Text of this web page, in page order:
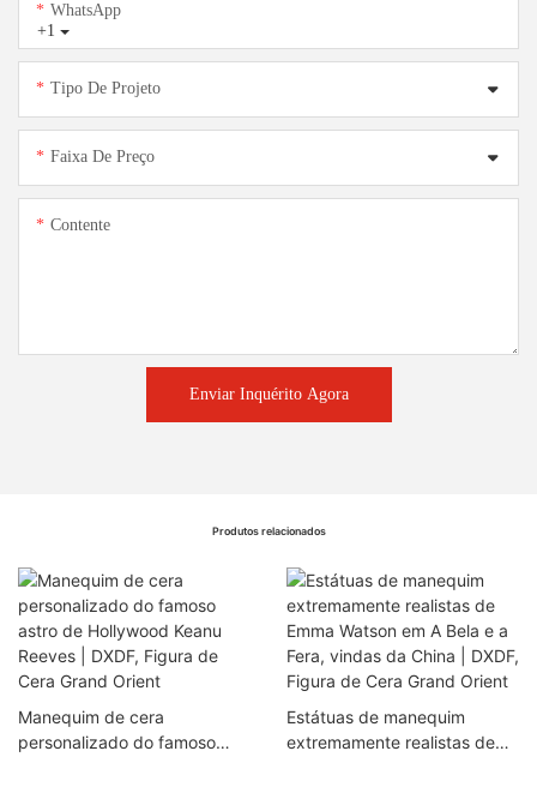
+1
WhatsApp
Tipo De Projeto
Faixa De Preço
Contente
Enviar Inquérito Agora
Produtos relacionados
Manequim de cera
personalizado do famoso
Estátuas de manequim
extremamente realistas de